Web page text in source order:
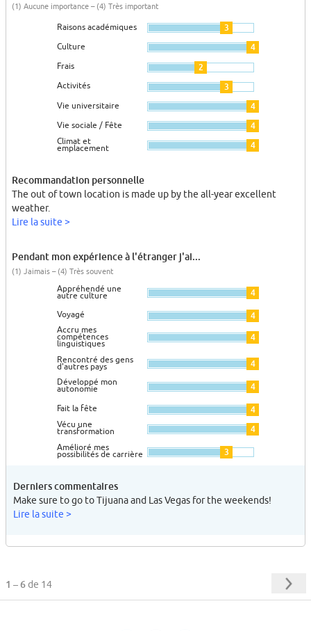
(1) Aucune importance – (4) Très important
Raisons académiques 3
Culture 4
Frais 2
Activités 3
Vie universitaire 4
Vie sociale / Fête 4
Climat et
emplacement 4
Recommandation personnelle
The out of town location is made up by the all-year excellent
weather.
Lire la suite >
Pendant mon expérience à l'étranger j'ai...
(1) Jaimais – (4) Très souvent
Appréhendé une
autre culture 4
Voyagé 4
Accru mes
compétences
linguistiques
4
Rencontré des gens
d'autres pays 4
Développé mon
autonomie 4
Fait la fête 4
Vécu une
transformation 4
Amélioré mes
possibilités de carrière 3
Derniers commentaires
Make sure to go to Tijuana and Las Vegas for the weekends!
Lire la suite >
1 – 6de 14